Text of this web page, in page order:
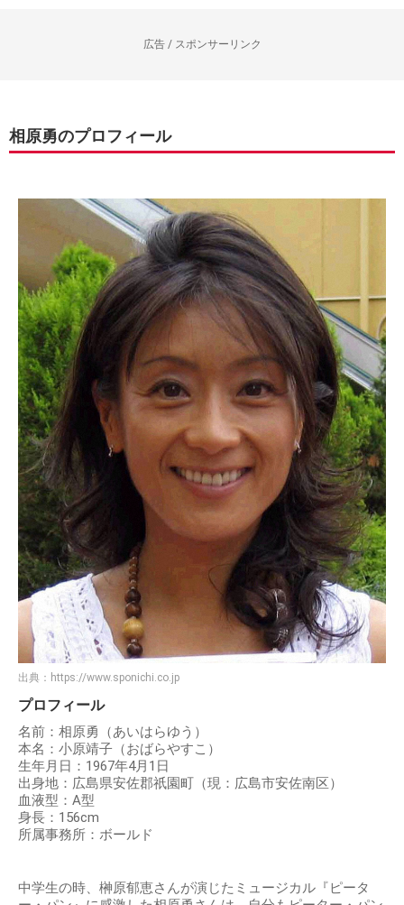
広告 / スポンサーリンク
相原勇のプロフィール
出典： https://www.sponichi.co.jp
プロフィール
名前：相原勇（あいはらゆう）
本名：小原靖子（おばらやすこ）
生年月日：1967年4月1日
出身地：広島県安佐郡祇園町（現：広島市安佐南区）
血液型：A型
身長：156cm
所属事務所：ボールド
中学生の時、榊原郁恵さんが演じたミュージカル『ピータ